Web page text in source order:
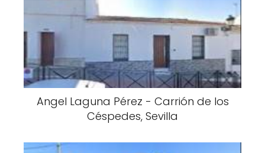
Angel Laguna Pérez - Carrión de los
Céspedes, Sevilla